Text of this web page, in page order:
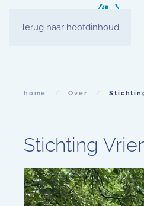
Terug naar hoofdinhoud
home Over
Stichting